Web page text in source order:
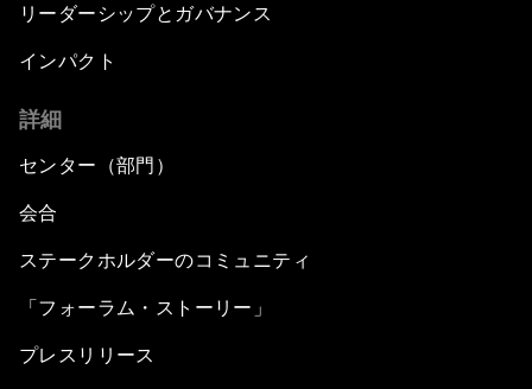
リーダーシップとガバナンス
インパクト
詳細
センター（部門）
会合
ステークホルダーのコミュニティ
「フォーラム・ストーリー」
プレスリリース